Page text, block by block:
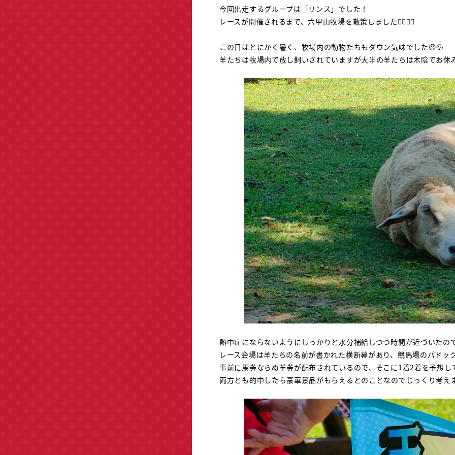
今回出走するグループは「リンス」でした！
レースが開催されるまで、六甲山牧場を散策しました🚶‍♂️🚶‍♀️
この日はとにかく暑く、牧場内の動物たちもダウン気味でした😣💦
羊たちは牧場内で放し飼いされていますが大半の羊たちは木陰でお
熱中症にならないようにしっかりと水分補給しつつ時間が近づいたの
レース会場は羊たちの名前が書かれた横断幕があり、競馬場のパドッ
事前に馬券ならぬ羊券が配布されているので、そこに1着2着を予想し
両方とも的中したら豪華景品がもらえるとのことなのでじっくり考